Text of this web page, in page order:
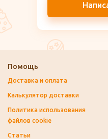
Помощь
Доставка и оплата
Калькулятор доставки
Политика использования
файлов cookie
Статьи